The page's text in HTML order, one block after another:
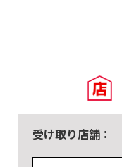
受け取り店舗：